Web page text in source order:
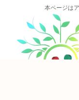
本ページは